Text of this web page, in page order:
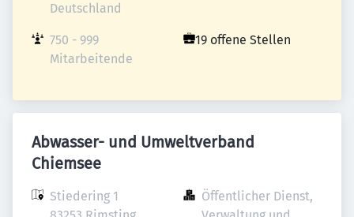
Deutschland
750 - 999
Mitarbeitende
19 offene Stellen
Abwasser- und Umweltverband
Chiemsee
Stiedering 1
Öffentlicher Dienst,